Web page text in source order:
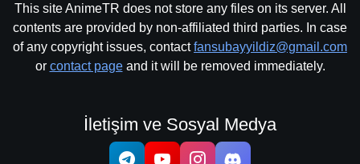
This site AnimeTR does not store any files on its server. All
contents are provided by non-affiliated third parties. In case
of any copyright issues, contactfansubayyildiz@gmail.com
or contact pageand it will be removed immediately.
İletişim ve Sosyal Medya